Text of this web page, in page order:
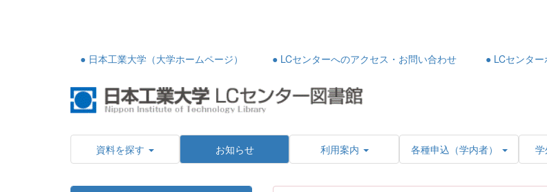
● 日本工業大学（大学ホームページ） ● LCセンターへのアクセス・お問い合わせ ● LCセンタ
資料を探す お知らせ 利用案内 各種申込（学内者）